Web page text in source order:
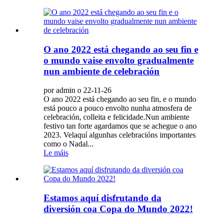
O ano 2022 está chegando ao seu fin e
o mundo vaise envolto gradualmente
nun ambiente de celebración
por admin o 22-11-26
O ano 2022 está chegando ao seu fin, e o mundo
está pouco a pouco envolto nunha atmosfera de
celebración, colleita e felicidade.Nun ambiente
festivo tan forte agardamos que se achegue o ano
2023. Velaquí algunhas celebracións importantes
como o Nadal...
Le máis
Estamos aquí disfrutando da
diversión coa Copa do Mundo 2022!